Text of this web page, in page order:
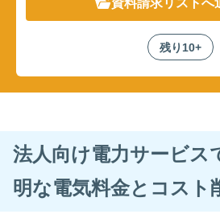
資料請求リストへ
残り10+
法人向け電力サービス
明な電気料金とコスト